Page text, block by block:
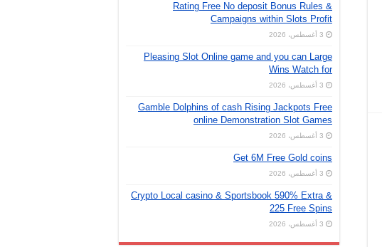
Rating Free No deposit Bonus Rules &
Campaigns within Slots Profit
3 أغسطس، 2026
Pleasing Slot Online game and you can Large
Wins Watch for
3 أغسطس، 2026
Gamble Dolphins of cash Rising Jackpots Free
online Demonstration Slot Games
3 أغسطس، 2026
Get 6M Free Gold coins
3 أغسطس، 2026
Crypto Local casino & Sportsbook 590% Extra &
225 Free Spins
3 أغسطس، 2026